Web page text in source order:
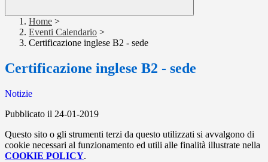
Home >
Eventi Calendario >
Certificazione inglese B2 - sede
Certificazione inglese B2 - sede
Notizie
Pubblicato il 24-01-2019
Questo sito o gli strumenti terzi da questo utilizzati si avvalgono di
cookie necessari al funzionamento ed utili alle finalità illustrate nella
COOKIE POLICY.